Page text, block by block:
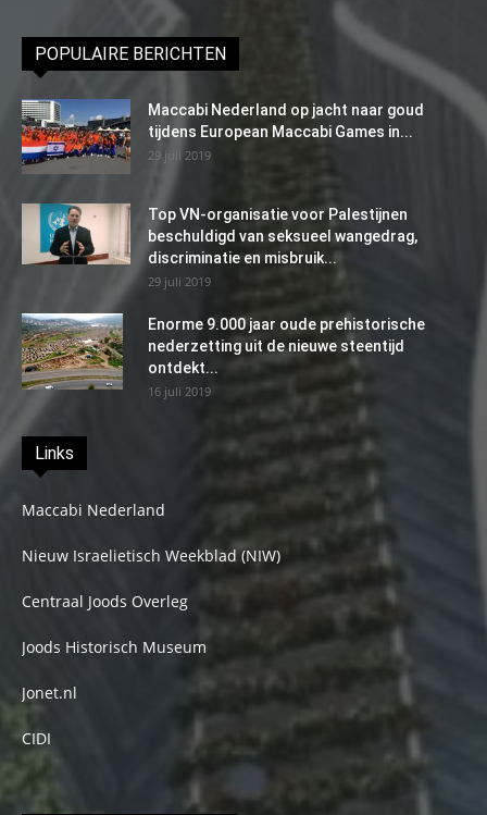
POPULAIRE BERICHTEN
Maccabi Nederland op jacht naar goud
tijdens European Maccabi Games in...
29 juli 2019
Top VN-organisatie voor Palestijnen
beschuldigd van seksueel wangedrag,
discriminatie en misbruik...
29 juli 2019
Enorme 9.000 jaar oude prehistorische
nederzetting uit de nieuwe steentijd
ontdekt...
16 juli 2019
Links
Maccabi Nederland
Nieuw Israelietisch Weekblad (NIW)
Centraal Joods Overleg
Joods Historisch Museum
Jonet.nl
CIDI